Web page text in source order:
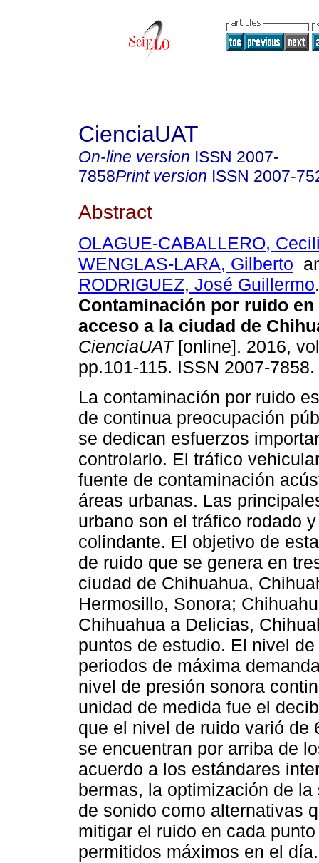
CienciaUAT
On-line version ISSN 2007-
7858Print version ISSN 2007-
Abstract
OLAGUE-CABALLERO,
WENGLAS-LARA, Gilberto
RODRIGUEZ, José Guillermo.
Contaminación por ruido
acceso a la ciudad de
CienciaUAT[online]. 2016,
pp.101-115. ISSN 2007-7858.
La contaminación por ruido
de continua preocupación
se dedican esfuerzos
controlarlo. El tráfico
fuente de contaminación
áreas urbanas. Las
urbano son el tráfico rodado
colindante. El objetivo de
de ruido que se genera en
ciudad de Chihuahua,
Hermosillo, Sonora;
Chihuahua a Delicias,
puntos de estudio. El nivel
periodos de máxima
nivel de presión sonora
unidad de medida fue el
que el nivel de ruido varió de
se encuentran por arriba de
acuerdo a los estándares
bermas, la optimización de
de sonido como alternativas
mitigar el ruido en cada
permitidos máximos en el día.